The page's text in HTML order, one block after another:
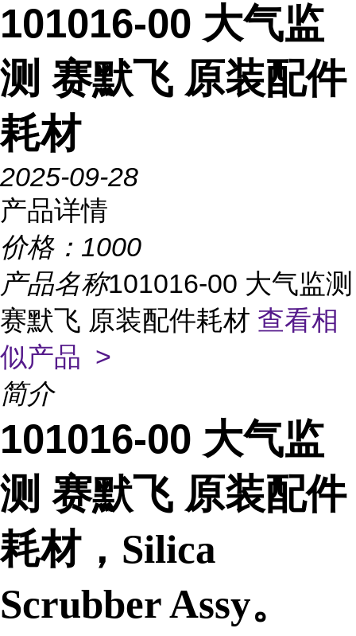
101016-00 大气监
测 赛默飞 原装配件
耗材
2025-09-28
产品详情
价格： 1000
产品名称101016-00 大气监测
赛默飞 原装配件耗材 查看相
似产品 >
简介
101016-00 大气监
测 赛默飞 原装配件
耗材，Silica
Scrubber Assy。